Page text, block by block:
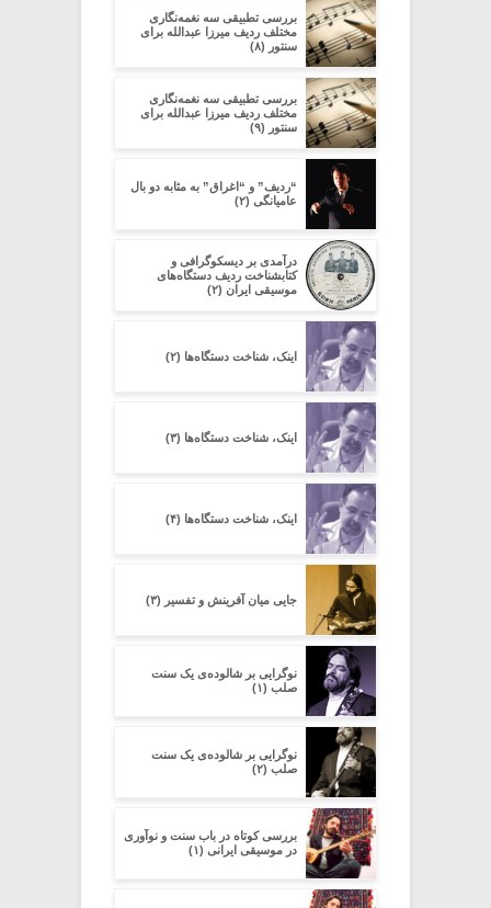
بررسی تطبیقی سه نغمه‌نگاری
مختلف ردیف میرزا عبدالله برای
سنتور (۸)
بررسی تطبیقی سه نغمه‌نگاری
مختلف ردیف میرزا عبدالله برای
سنتور (۹)
“ردیف” و “اغراق” به مثابه دو بال
عامیانگی (۲)
در‌آمدی بر دیسکوگرافی و
کتابشناخت ردیف دستگاه‌های
موسیقی ایران (۲)
اینک، شناخت دستگاه‌ها (۲)
اینک، شناخت دستگاه‌ها (۳)
اینک، شناخت دستگاه‌ها (۴)
جایی میان آفرینش و تفسیر (۳)
نوگرایی بر شالوده‌ی یک سنت
صلب (۱)
نوگرایی بر شالوده‌ی یک سنت
صلب (۲)
بررسی کوتاه در باب سنت و نوآوری
در موسیقی ایرانی (۱)